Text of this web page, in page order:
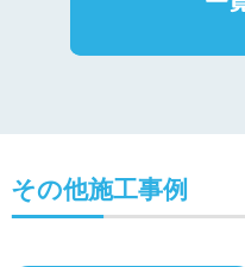
その他施工事例